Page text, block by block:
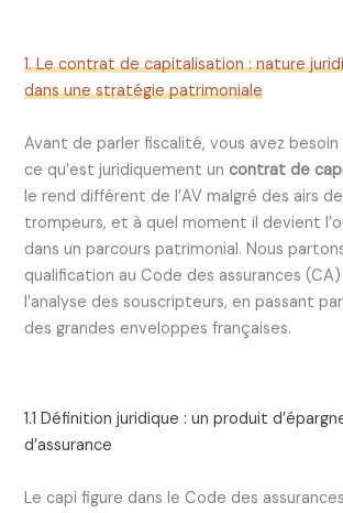
1. Le contrat de capitalisation : nature
dans une stratégie patrimoniale
Avant de parler fiscalité, vous avez
ce qu’est juridiquement uncontrat de
le rend différent de l’AV malgré des airs
trompeurs, et à quel moment il devient
dans un parcours patrimonial. Nous
qualification au Code des assurances
l’analyse des souscripteurs, en passant
des grandes enveloppes françaises.
1.1 Définition juridique : un produit
d’assurance
Le capi figure dans le Code des